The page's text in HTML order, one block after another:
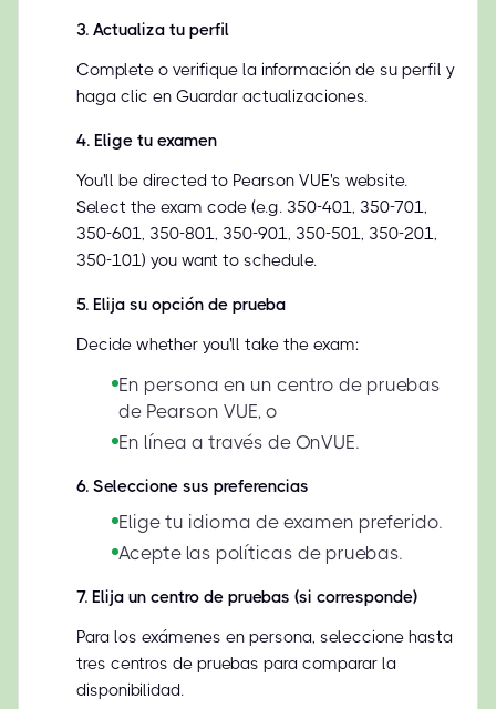
3. Actualiza tu perfil
Complete o verifique la información de su perfil y
haga clic en Guardar actualizaciones.
4. Elige tu examen
You'll be directed to Pearson VUE's website.
Select the exam code (e.g. 350-401, 350-701,
350-601, 350-801, 350-901, 350-501, 350-201,
350-101) you want to schedule.
5. Elija su opción de prueba
Decide whether you'll take the exam:
En persona en un centro de pruebas
de Pearson VUE, o
En línea a través de OnVUE.
6. Seleccione sus preferencias
Elige tu idioma de examen preferido.
Acepte las políticas de pruebas.
7. Elija un centro de pruebas (si corresponde)
Para los exámenes en persona, seleccione hasta
tres centros de pruebas para comparar la
disponibilidad.